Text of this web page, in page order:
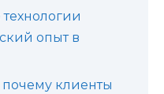
опыт в
клиенты